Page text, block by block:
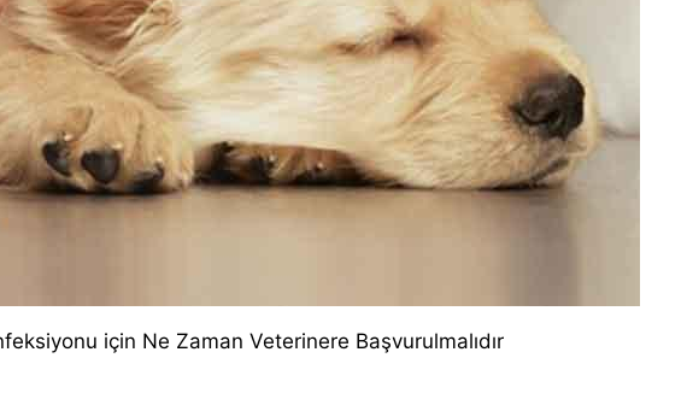
için Ne Zaman Veterinere Başvurulmalıdır